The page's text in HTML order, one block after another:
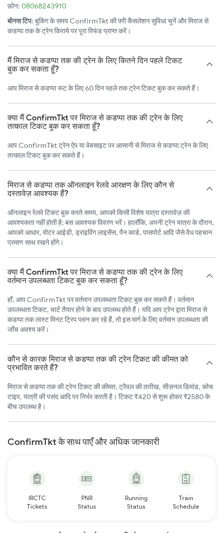
फ़ोन: 08068243910
बोनस टिप: बुकिंग के समय ConfirmTkt की फ़्री कैंसलेशन सुविधा चुनें और मिराज से
कडप्पा तक के ट्रेन किराये पर पूरा रिफंड प्राप्त करें।
मैं मिराज से कडप्पा तक की ट्रेन के लिए कितने दिन पहले टिकट
बुक कर सकता हूँ?
आप मिराज से कडप्पा रूट के लिए 60 दिन पहले तक ट्रेन टिकट बुक कर सकते हैं।
क्या मैं ConfirmTkt पर मिराज से कडप्पा तक की ट्रेन के लिए
तत्काल टिकट बुक कर सकता हूँ?
आप ConfirmTkt ट्रेन ऐप या वेबसाइट पर आसानी से मिराज से कडप्पा ट्रेन के लिए
तत्काल टिकट बुक कर सकते हैं।
मिराज से कडप्पा तक ऑनलाइन रेलवे आरक्षण के लिए कौन से
दस्तावेज़ आवश्यक हैं?
ऑनलाइन रेलवे टिकट बुक करते समय, आपको किसी विशेष यात्रा दस्तावेज़ की
आवश्यकता नहीं होती है; बस आवश्यक विवरण भरें। हालाँकि, अपनी ट्रेन यात्रा के दौरान,
आपको आधार, वोटर आईडी, ड्राइविंग लाइसेंस, पैन कार्ड, पासपोर्ट आदि जैसे वैध पहचान
प्रमाण साथ रखने होंगे।
क्या मैं ConfirmTkt पर मिराज से कडप्पा तक की ट्रेन के लिए
वर्तमान उपलब्धता टिकट बुक कर सकता हूँ?
हाँ, आप ConfirmTkt पर वर्तमान उपलब्धता टिकट बुक कर सकते हैं। वर्तमान
उपलब्धता टिकट, चार्ट तैयार होने के बाद उपलब्ध होते हैं। यदि आप ट्रेन द्वारा मिराज से
कडप्पा तक लास्ट मिनट ट्रिप प्लान कर रहे हैं, तो इस मार्ग के लिए वर्तमान उपलब्धता की
जाँच अवश्य करें।
कौन से कारक मिराज से कडप्पा तक की ट्रेन टिकट की कीमत को
प्रभावित करते हैं?
मिराज से कडप्पा तक की ट्रेन टिकट की कीमत, ट्रैवल की तारीख, सीज़नल डिमांड, कोच
टाइप, यात्री की पसंद आदि पर निर्भर करती है। टिकट ₹420 से शुरू होकर ₹2580 के
बीच उपलब्ध है।
ConfirmTkt के साथ पाएँ और अधिक जानकारी
IRCTC
Tickets
PNR
Status
Running
Status
Train
Schedule